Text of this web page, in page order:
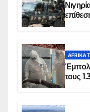
AFRIKA
τους